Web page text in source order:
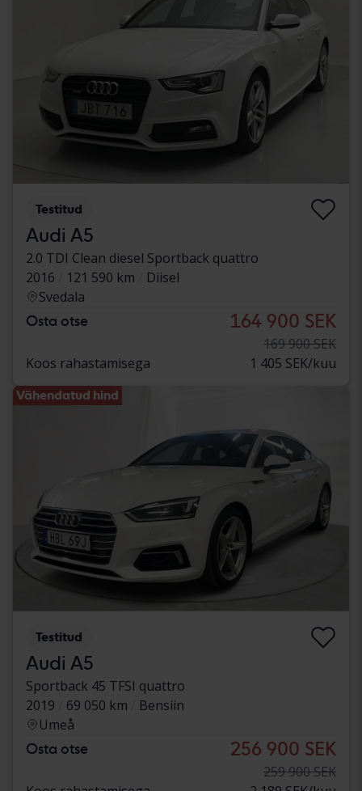
Testitud
Audi A5
2.0 TDI Clean diesel Sportback quattro
2016
121 590 km
Diisel
Svedala
Osta otse 164 900 SEK
169 900 SEK
Koos rahastamisega
1 405 SEK/kuu
Vähendatud hind
Testitud
Audi A5
Sportback 45 TFSI quattro
2019
69 050 km
Bensiin
Umeå
Osta otse 256 900 SEK
259 900 SEK